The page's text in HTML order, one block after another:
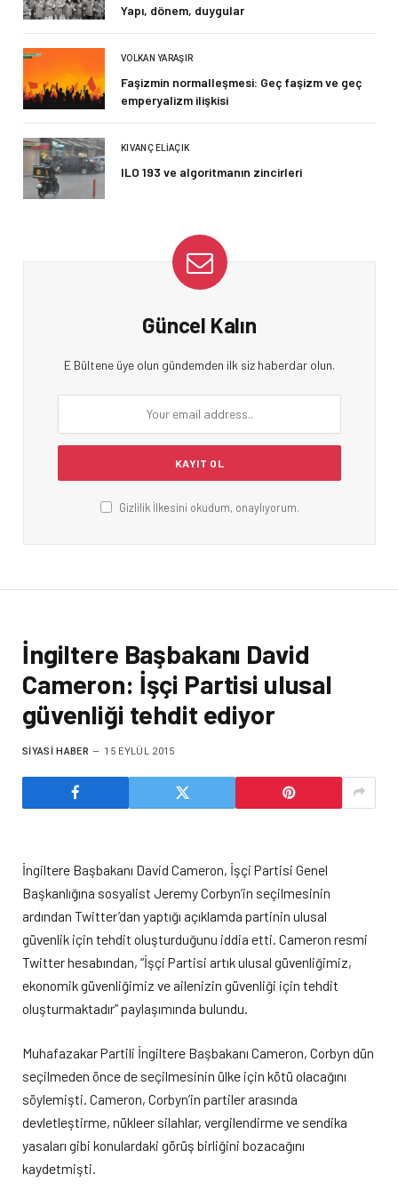
Yapı, dönem, duygular
VOLKAN YARAŞIR
Faşizmin normalleşmesi: Geç faşizm ve geç
emperyalizm ilişkisi
KIVANÇ ELIAÇIK
ILO 193 ve algoritmanın zincirleri
Güncel Kalın
E Bültene üye olun gündemden ilk siz haberdar olun.
Gizlilik İlkesini okudum, onaylıyorum.
İngiltere Başbakanı David
Cameron: İşçi Partisi ulusal
güvenliği tehdit ediyor
SIYASI HABER 15 EYLÜL 2015
İngiltere Başbakanı David Cameron, İşçi Partisi Genel
Başkanlığına sosyalist Jeremy Corbyn’in seçilmesinin
ardından Twitter’dan yaptığı açıklamda partinin ulusal
güvenlik için tehdit oluşturduğunu iddia etti. Cameron resmi
Twitter hesabından, “İşçi Partisi artık ulusal güvenliğimiz,
ekonomik güvenliğimiz ve ailenizin güvenliği için tehdit
oluşturmaktadır” paylaşımında bulundu.
Muhafazakar Partili İngiltere Başbakanı Cameron, Corbyn dün
seçilmeden önce de seçilmesinin ülke için kötü olacağını
söylemişti. Cameron, Corbyn’in partiler arasında
devletleştirme, nükleer silahlar, vergilendirme ve sendika
yasaları gibi konulardaki görüş birliğini bozacağını
kaydetmişti.